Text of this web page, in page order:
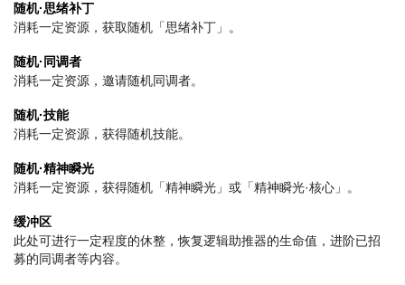
随机·思绪补丁
消耗一定资源，获取随机「思绪补丁」。
随机·同调者
消耗一定资源，邀请随机同调者。
随机·技能
消耗一定资源，获得随机技能。
随机·精神瞬光
消耗一定资源，获得随机「精神瞬光」或「精神瞬光·核心」。
缓冲区
此处可进行一定程度的休整，恢复逻辑助推器的生命值，进阶已招
募的同调者等内容。